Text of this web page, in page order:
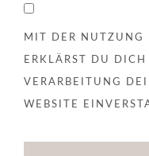
MIT DER NUTZUNG
ERKLÄRST DU
VERARBEITUNG
WEBSITE